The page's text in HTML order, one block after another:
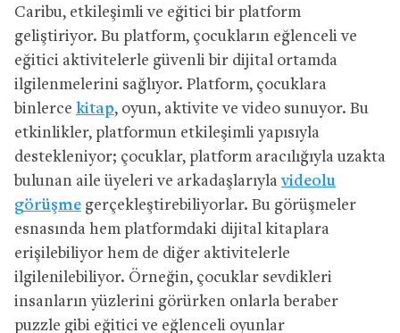
Caribu, etkileşimli ve eğitici bir platform
geliştiriyor. Bu platform, çocukların eğlenceli ve
eğitici aktivitelerle güvenli bir dijital ortamda
ilgilenmelerini sağlıyor. Platform, çocuklara
binlerce kitap, oyun, aktivite ve video sunuyor. Bu
etkinlikler, platformun etkileşimli yapısıyla
destekleniyor; çocuklar, platform aracılığıyla uzakta
bulunan aile üyeleri ve arkadaşlarıylavideolu
görüşme gerçekleştirebiliyorlar. Bu görüşmeler
esnasında hem platformdaki dijital kitaplara
erişilebiliyor hem de diğer aktivitelerle
ilgilenilebiliyor. Örneğin, çocuklar sevdikleri
insanların yüzlerini görürken onlarla beraber
puzzle gibi eğitici ve eğlenceli oyunlar